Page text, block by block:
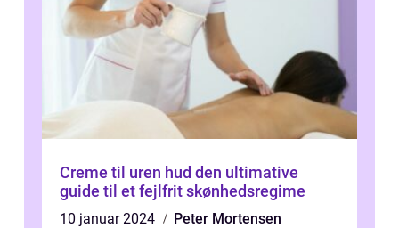
Creme til uren hud den ultimative
guide til et fejlfrit skønhedsregime
10 januar 2024
Peter Mortensen